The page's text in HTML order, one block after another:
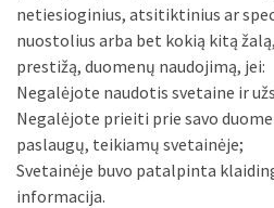
netiesioginius, atsitiktinius ar
nuostolius arba bet kokią kitą
prestižą, duomenų naudojimą, jei:
Negalėjote naudotis svetaine ir
Negalėjote prieiti prie savo
paslaugų, teikiamų svetainėje;
Svetainėje buvo patalpinta
informacija.